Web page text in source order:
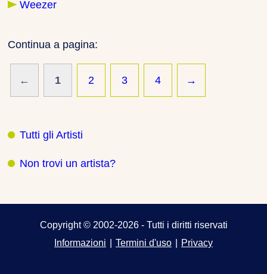
Weezer
Continua a pagina:
← 1 2 3 4 →
Tutti gli Artisti
Non trovi un artista?
Copyright © 2002-2026 - Tutti i diritti riservati
Informazioni | Termini d'uso | Privacy